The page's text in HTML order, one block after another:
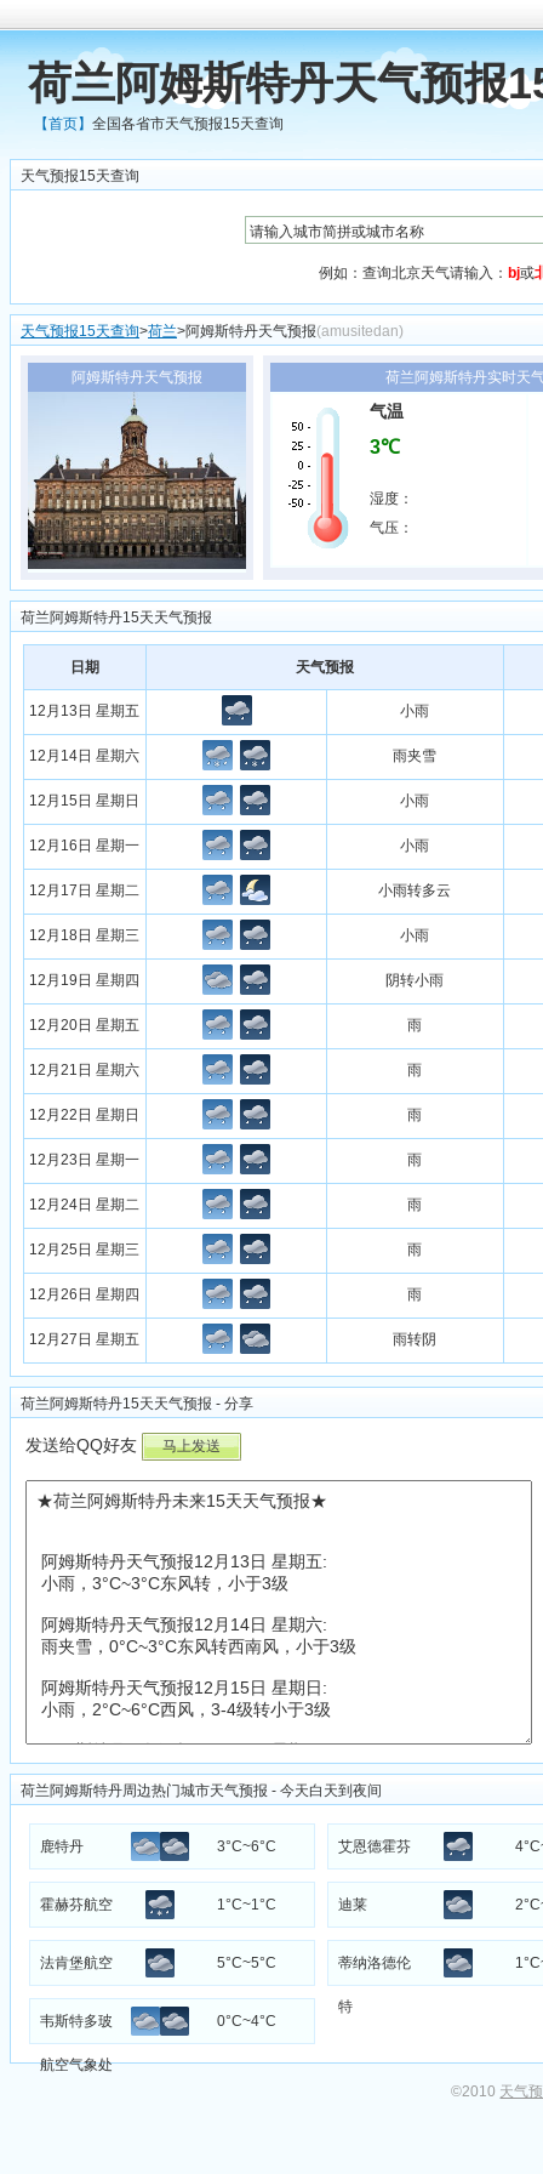
荷兰阿姆斯特丹天气预报
【首页】全国各省市天气预报15天查询
天气预报15天查询
例如：查询北京天气请输入： bj或
天气预报15天查询>荷兰>阿姆斯特丹天气预报(amusitedan)
阿姆斯特丹天气预报 荷兰阿姆斯特丹实时天
气温
3℃
湿度：
气压：
荷兰阿姆斯特丹15天天气预报
日期 天气预报
12月13日 星期五 小雨
12月14日 星期六 雨夹雪
12月15日 星期日 小雨
12月16日 星期一 小雨
12月17日 星期二 小雨转多云
12月18日 星期三 小雨
12月19日 星期四 阴转小雨
12月20日 星期五 雨
12月21日 星期六 雨
12月22日 星期日 雨
12月23日 星期一 雨
12月24日 星期二 雨
12月25日 星期三 雨
12月26日 星期四 雨
12月27日 星期五 雨转阴
荷兰阿姆斯特丹15天天气预报 - 分享
发送给QQ好友
荷兰阿姆斯特丹周边热门城市天气预报 - 今天白天到夜间
鹿特丹 3°C~6°C 艾恩德霍芬
霍赫芬航空 1°C~1°C 迪莱
法肯堡航空 5°C~5°C 蒂纳洛德伦
特
韦斯特多玻
航空气象处
0°C~4°C
©2010 天气